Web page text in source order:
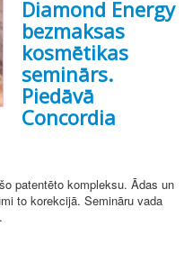
Diamond Energy
bezmaksas
kosmētikas
seminārs.
Piedāvā
Concordia
patentēto kompleksu. Ādas un
to korekcijā. Semināru vada